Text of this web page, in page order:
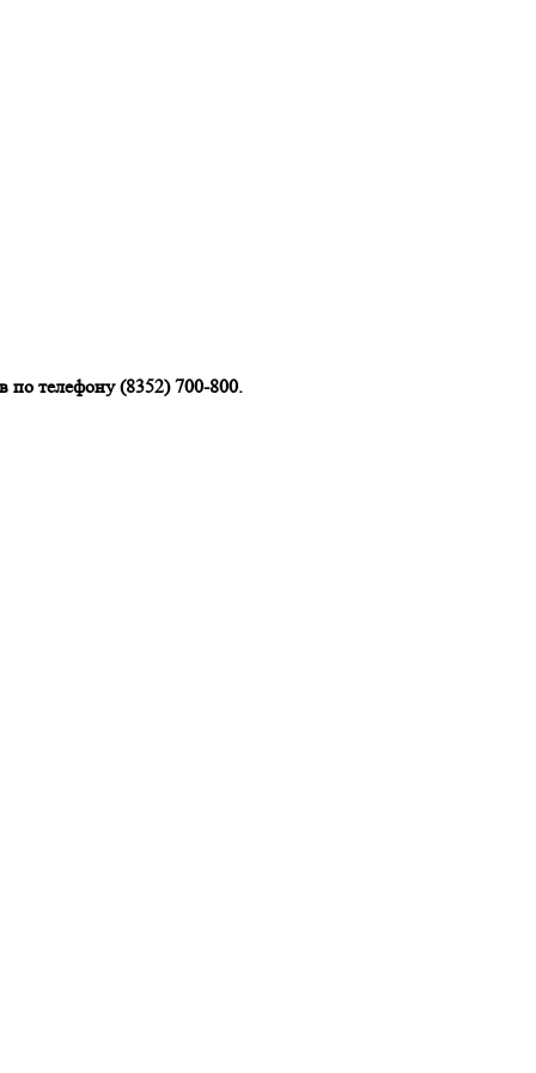
по телефону (8352) 700-800.